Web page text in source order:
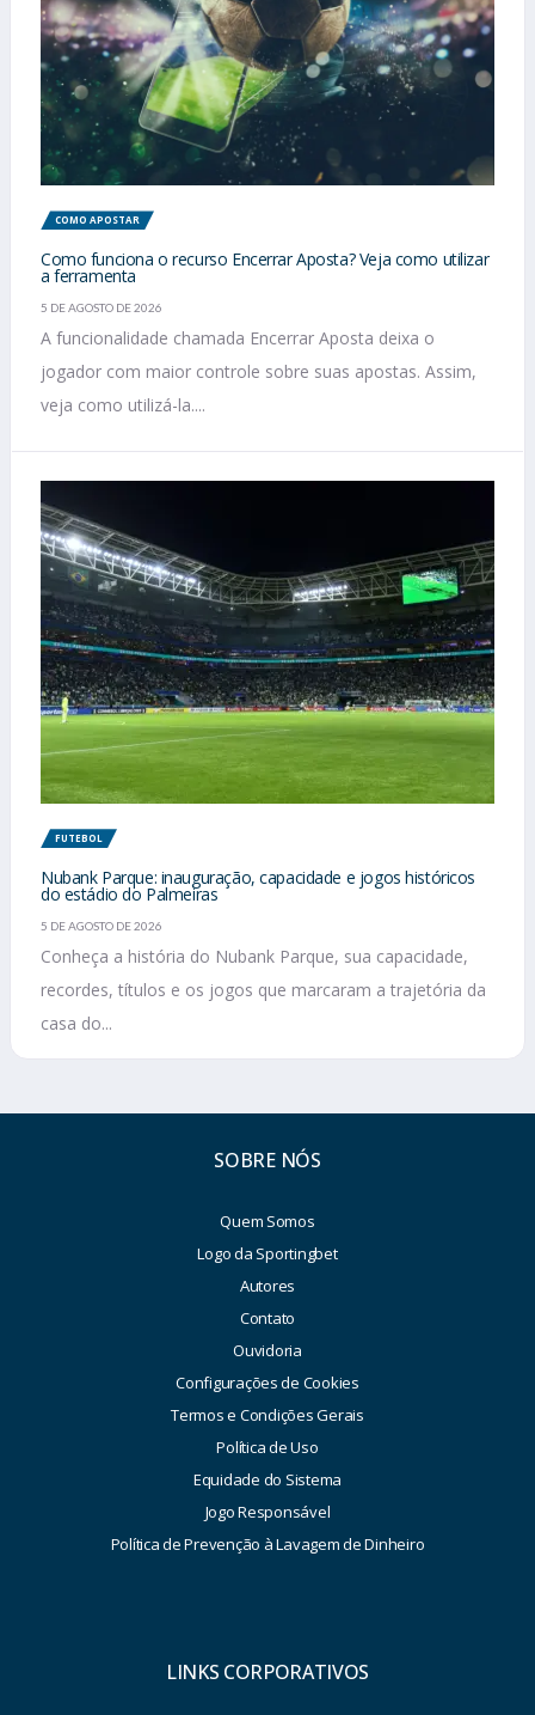
COMO APOSTAR
Como funciona o recurso Encerrar Aposta? Veja como utilizar
a ferramenta
5 DE AGOSTO DE 2026
A funcionalidade chamada Encerrar Aposta deixa o
jogador com maior controle sobre suas apostas. Assim,
veja como utilizá-la....
FUTEBOL
Nubank Parque: inauguração, capacidade e jogos históricos
do estádio do Palmeiras
5 DE AGOSTO DE 2026
Conheça a história do Nubank Parque, sua capacidade,
recordes, títulos e os jogos que marcaram a trajetória da
casa do...
SOBRE NÓS
Quem Somos
Logo da Sportingbet
Autores
Contato
Ouvidoria
Configurações de Cookies
Termos e Condições Gerais
Política de Uso
Equidade do Sistema
Jogo Responsável
Política de Prevenção à Lavagem de Dinheiro
LINKS CORPORATIVOS